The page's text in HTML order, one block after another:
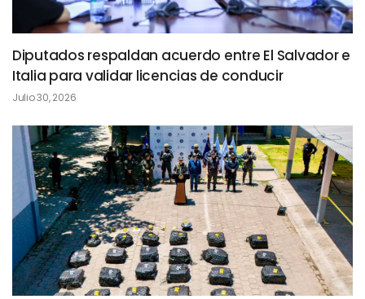
Diputados respaldan acuerdo entre El Salvador e
Italia para validar licencias de conducir
Julio 30, 2026